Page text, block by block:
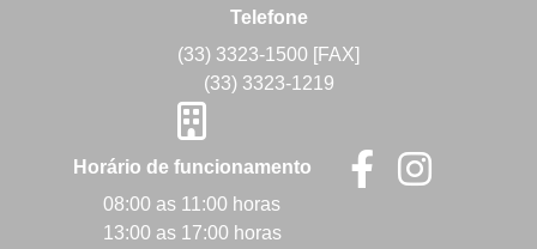
Telefone
(33) 3323-1500 [FAX]
(33) 3323-1219
Horário de funcionamento
08:00 as 11:00 horas
13:00 as 17:00 horas